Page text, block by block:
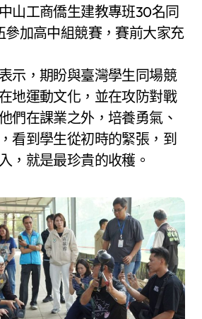
山工商僑生建教專班30名同
參加高中組競賽，賽前大家充
示，期盼與臺灣學生同場競
地運動文化，並在攻防對戰
們在課業之外，培養勇氣、
看到學生從初時的緊張，到
，就是最珍貴的收穫。